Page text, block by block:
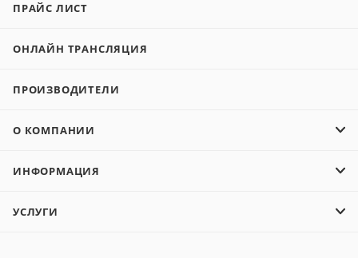
ПРАЙС ЛИСТ
ОНЛАЙН ТРАНСЛЯЦИЯ
ПРОИЗВОДИТЕЛИ
О КОМПАНИИ
ИНФОРМАЦИЯ
УСЛУГИ